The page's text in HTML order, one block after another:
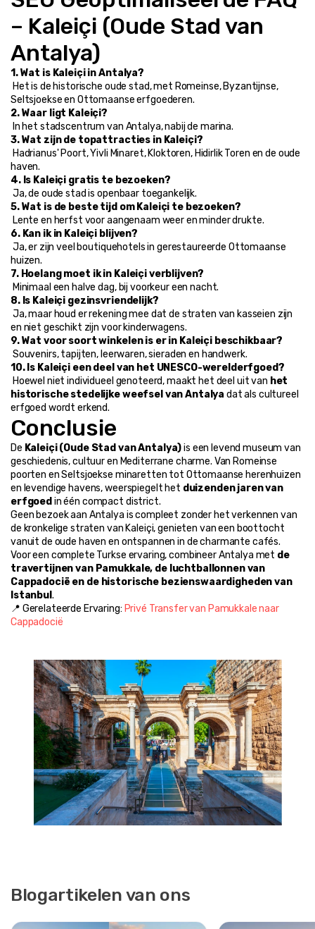
– Kaleiçi (Oude Stad van
Antalya)
1. Wat is Kaleiçi in Antalya?
Seltsjoekse en Ottomaanse erfgoederen.
2. Waar ligt Kaleiçi?
In het stadscentrum van Antalya, nabij de marina.
3. Wat zijn de topattracties in Kaleiçi?
haven.
4. Is Kaleiçi gratis te bezoeken?
Ja, de oude stad is openbaar toegankelijk.
5. Wat is de beste tijd om Kaleiçi te bezoeken?
Lente en herfst voor aangenaam weer en minder drukte.
6. Kan ik in Kaleiçi blijven?
huizen.
7. Hoelang moet ik in Kaleiçi verblijven?
Minimaal een halve dag, bij voorkeur een nacht.
8. Is Kaleiçi gezinsvriendelijk?
en niet geschikt zijn voor kinderwagens.
9. Wat voor soort winkelen is er in Kaleiçi beschikbaar?
Souvenirs, tapijten, leerwaren, sieraden en handwerk.
10. Is Kaleiçi een deel van het UNESCO-werelderfgoed?
Hoewel niet individueel genoteerd, maakt het deel uit van het
historische stedelijke weefsel van Antalya dat als cultureel
erfgoed wordt erkend.
Conclusie
De Kaleiçi (Oude Stad van Antalya) is een levend museum van
geschiedenis, cultuur en Mediterrane charme. Van Romeinse
poorten en Seltsjoekse minaretten tot Ottomaanse herenhuizen
en levendige havens, weerspiegelt het duizenden jaren van
erfgoed in één compact district.
Geen bezoek aan Antalya is compleet zonder het verkennen van
de kronkelige straten van Kaleiçi, genieten van een boottocht
vanuit de oude haven en ontspannen in de charmante cafés.
Voor een complete Turkse ervaring, combineer Antalya met de
travertijnen van Pamukkale, de luchtballonnen van
Cappadocië en de historische bezienswaardigheden van
Istanbul .
📍 Gerelateerde Ervaring: Privé Transfer van Pamukkale naar
Cappadocië
Blogartikelen van ons